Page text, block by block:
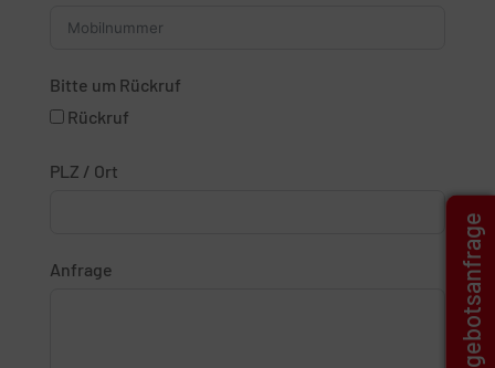
Bitte um Rückruf
Rückruf
PLZ / Ort
Anfrage Angebotsanfrage